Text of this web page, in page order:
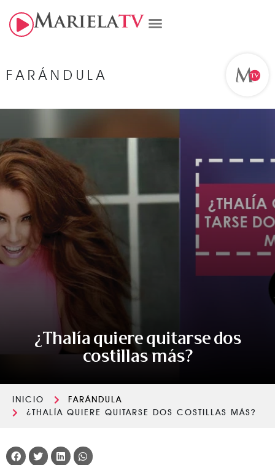
FARÁNDULA
¿Thalía quiere quitarse dos
costillas más?
INICIO
FARÁNDULA
¿THALÍA QUIERE QUITARSE DOS COSTILLAS MÁS?